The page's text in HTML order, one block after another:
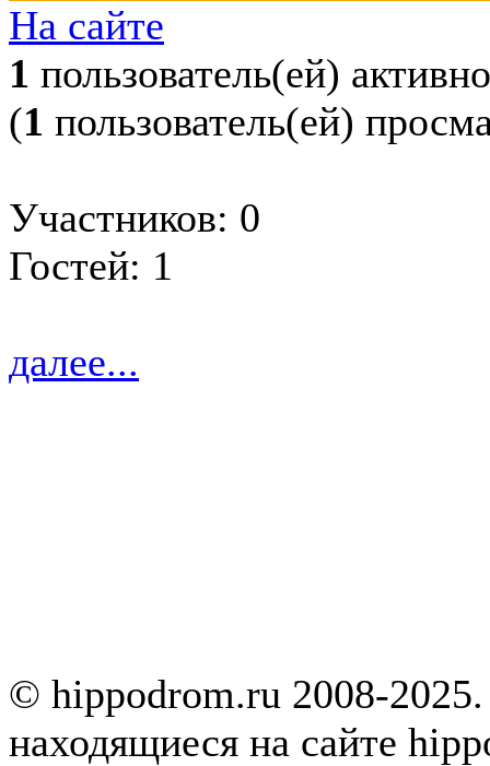
На сайте
1 пользователь(ей) активно
(1 пользователь(ей)
Участников: 0
Гостей: 1
далее...
© hippodrom.ru 2008-
находящиеся на сайте